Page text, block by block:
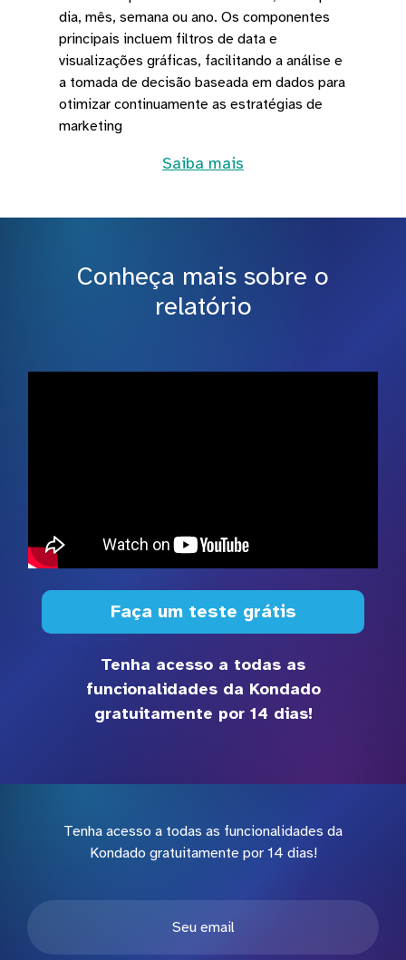
dia, mês, semana ou ano. Os componentes
principais incluem filtros de data e
visualizações gráficas, facilitando a análise e
a tomada de decisão baseada em dados para
otimizar continuamente as estratégias de
marketing
Saiba mais
Conheça mais sobre o
relatório
Faça um teste grátis
Tenha acesso a todas as
funcionalidades da Kondado
gratuitamente por 14 dias!
Tenha acesso a todas as funcionalidades da
Kondado gratuitamente por 14 dias!